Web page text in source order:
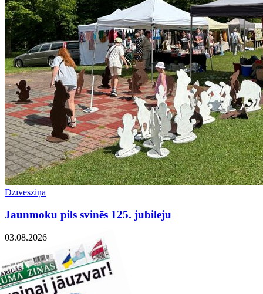
Dzīvesziņa
Jaunmoku pils svinēs 125. jubileju
03.08.2026